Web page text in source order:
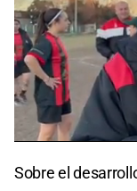
of
Sobre el